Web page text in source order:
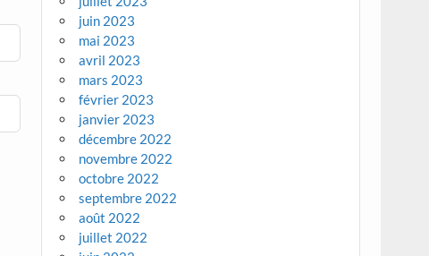
juin 2023
mai 2023
avril 2023
mars 2023
février 2023
janvier 2023
décembre 2022
novembre 2022
octobre 2022
septembre 2022
août 2022
juillet 2022